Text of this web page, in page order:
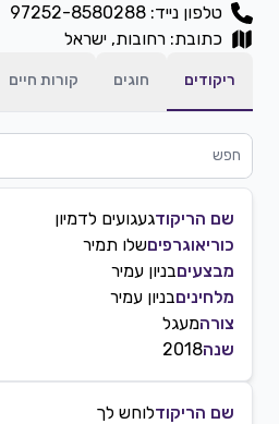
טלפון נייד: 97252-8580288
כתובת: רחובות, ישראל
ריקודים חוגים קורות חיים
שם הריקודגעגועים לדמיון
כוריאוגרפיםשלו תמיר
מבצעיםבניון עמיר
מלחיניםבניון עמיר
צורהמעגל
שנה2018
שם הריקודלוחש לך